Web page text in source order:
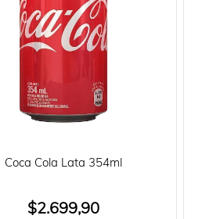
Coca Cola Lata 354ml
$2.699,90